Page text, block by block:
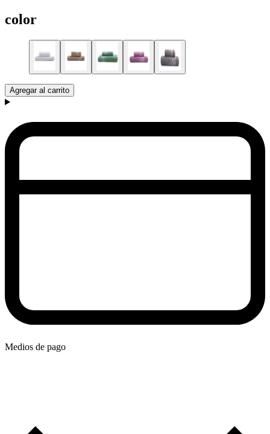
color
Agregar al carrito
Medios de pago